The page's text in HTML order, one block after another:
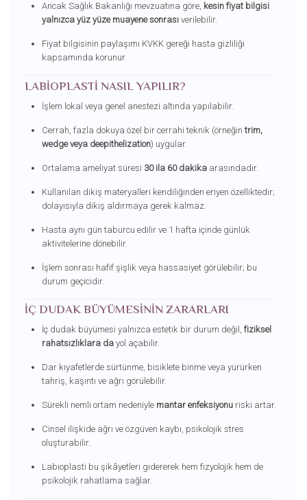
Ancak Sağlık Bakanlığı mevzuatına göre, kesin fiyat bilgisi
yalnızca yüz yüze muayene sonrasıverilebilir.
Fiyat bilgisinin paylaşımı KVKK gereği hasta gizliliği
kapsamında korunur.
LABIOPLASTI NASIL YAPILIR?
İşlem lokal veya genel anestezi altında yapılabilir.
Cerrah, fazla dokuya özel bir cerrahi teknik (örneğin trim,
wedge veya deepithelization) uygular.
Ortalama ameliyat süresi 30 ila 60 dakikaarasındadır.
Kullanılan dikiş materyalleri kendiliğinden eriyen özelliktedir;
dolayısıyla dikiş aldırmaya gerek kalmaz.
Hasta aynı gün taburcu edilir ve 1 hafta içinde günlük
aktivitelerine dönebilir.
İşlem sonrası hafif şişlik veya hassasiyet görülebilir; bu
durum geçicidir.
İÇ DUDAK BÜYÜMESININ ZARARLARI
İç dudak büyümesi yalnızca estetik bir durum değil, fiziksel
rahatsızlıklara dayol açabilir.
Dar kıyafetlerde sürtünme, bisiklete binme veya yürürken
tahriş, kaşıntı ve ağrı görülebilir.
Sürekli nemli ortam nedeniyle mantar enfeksiyonuriski artar.
Cinsel ilişkide ağrı ve özgüven kaybı, psikolojik stres
oluşturabilir.
Labioplasti bu şikâyetleri gidererek hem fizyolojik hem de
psikolojik rahatlama sağlar.